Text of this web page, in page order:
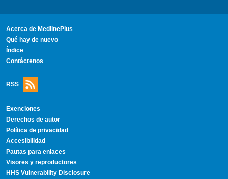
Acerca de MedlinePlus
Qué hay de nuevo
Índice
Contáctenos
RSS
Exenciones
Derechos de autor
Política de privacidad
Accesibilidad
Pautas para enlaces
Visores y reproductores
HHS Vulnerability Disclosure